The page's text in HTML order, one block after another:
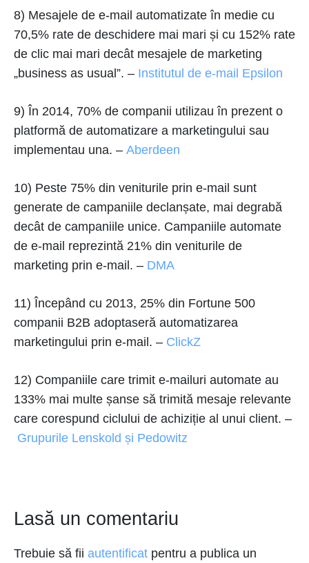
8) Mesajele de e-mail automatizate în medie cu
70,5% rate de deschidere mai mari și cu 152% rate
de clic mai mari decât mesajele de marketing
„business as usual”. – Institutul de e-mail Epsilon
9) În 2014, 70% de companii utilizau în prezent o
platformă de automatizare a marketingului sau
implementau una. – Aberdeen
10) Peste 75% din veniturile prin e-mail sunt
generate de campaniile declanșate, mai degrabă
decât de campaniile unice. Campaniile automate
de e-mail reprezintă 21% din veniturile de
marketing prin e-mail. – DMA
11) Începând cu 2013, 25% din Fortune 500
companii B2B adoptaseră automatizarea
marketingului prin e-mail. – ClickZ
12) Companiile care trimit e-mailuri automate au
133% mai multe șanse să trimită mesaje relevante
care corespund ciclului de achiziție al unui client. –
Grupurile Lenskold și Pedowitz
Lasă un comentariu
Trebuie să fii autentificat pentru a publica un